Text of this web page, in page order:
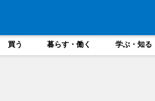
買う 暮らす・働く 学ぶ・知る